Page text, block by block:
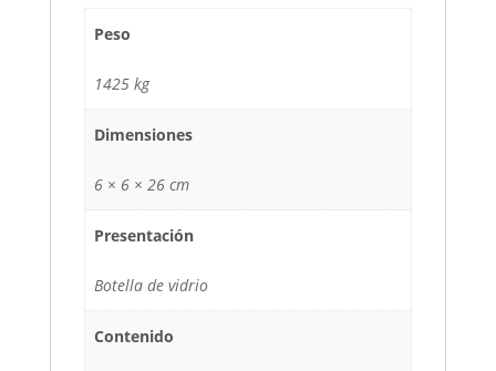
Peso
1425 kg
Dimensiones
6 × 6 × 26 cm
Presentación
Botella de vidrio
Contenido